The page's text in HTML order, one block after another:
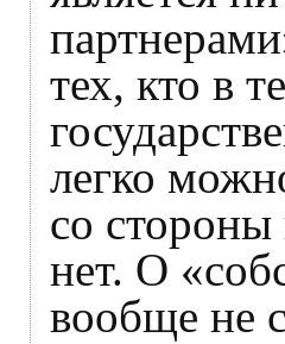
тех, кто в
легко
со
нет. О
вообще не